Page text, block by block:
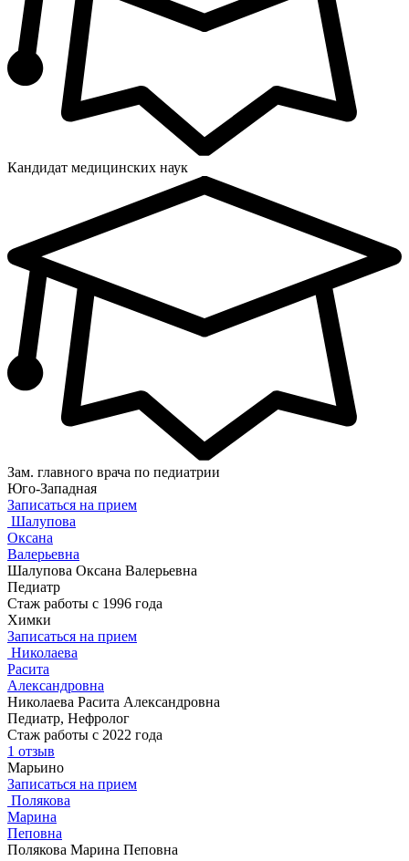
Кандидат медицинских наук
Зам. главного врача по педиатрии
Юго-Западная
Записаться на прием
Шалупова
Оксана
Валерьевна
Шалупова Оксана Валерьевна
Педиатр
Стаж работы с 1996 года
Химки
Записаться на прием
Николаева
Расита
Александровна
Николаева Расита Александровна
Педиатр, Нефролог
Стаж работы с 2022 года
1 отзыв
Марьино
Записаться на прием
Полякова
Марина
Пеповна
Полякова Марина Пеповна